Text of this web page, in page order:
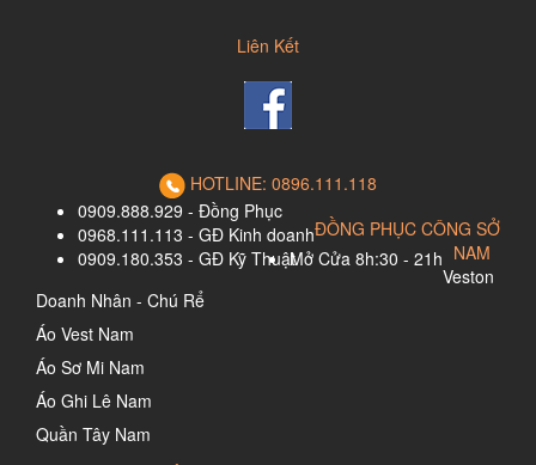
Liên Kết
HOTLINE: 0896.111.118
0909.888.929 - Đồng Phục
0968.111.113 - GĐ Kinh doanh
0909.180.353 - GĐ Kỹ ThuậtMở Cửa 8h:30 - 21h
ĐỒNG PHỤC CÔNG SỞ
NAM
Veston
Doanh Nhân - Chú Rể
Áo Vest Nam
Áo Sơ Mi Nam
Áo Ghi Lê Nam
Quần Tây Nam